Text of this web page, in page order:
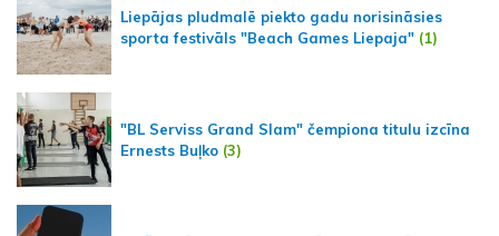
Liepājas pludmalē piekto gadu norisināsies
sporta festivāls "Beach Games Liepaja" (1)
"BL Serviss Grand Slam" čempiona titulu izcīna
Ernests Buļko (3)